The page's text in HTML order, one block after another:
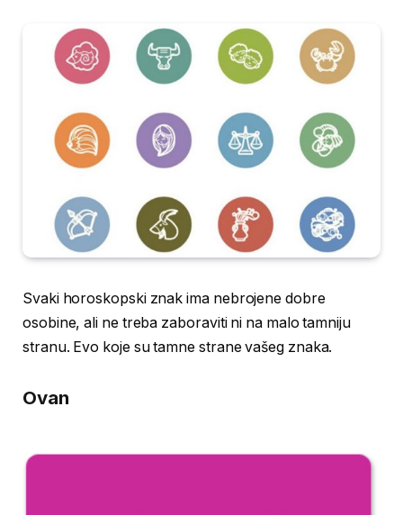
Svaki horoskopski znak ima nebrojene dobre
osobine, ali ne treba zaboraviti ni na malo tamniju
stranu. Evo koje su tamne strane vašeg znaka.
Ovan